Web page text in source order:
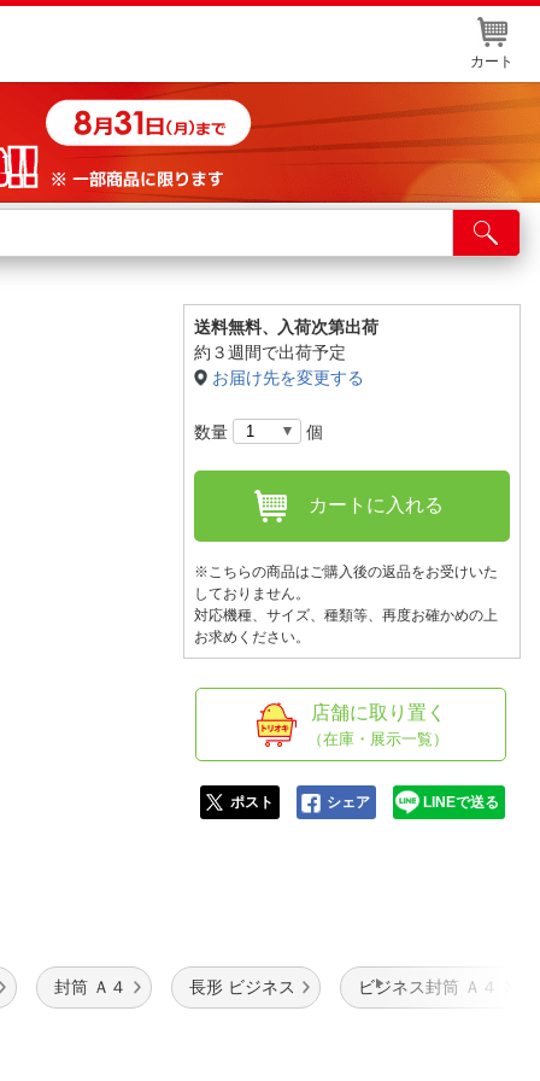
カート
舗サービス
ト取り置き
送料無料、
入荷次第出荷
約３週間で出荷予定
お届け先を変更する
数量 個
カートに入れる
※こちらの商品はご購入後の返品をお受けいた
しておりません。
対応機種、サイズ、種類等、再度お確かめの上
お求めください。
店舗に取り置く
（在庫・展示一覧）
ポスト シェア LINEで送る
封筒 Ａ４ 長形 ビジネス ビジネス封筒 Ａ４